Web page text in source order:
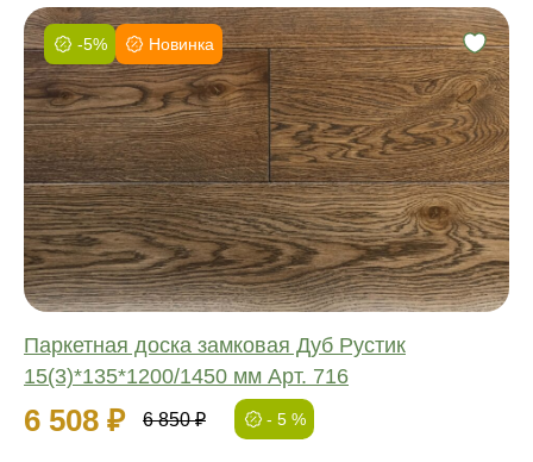
-5% Новинка
Паркетная доска замковая Дуб Рустик
15(3)*135*1200/1450 мм Арт. 716
6 508 ₽ 6 850 ₽ - 5 %
Фаска:
Соединение:
Обработка:
Длина:
Ширина:
Толщина: